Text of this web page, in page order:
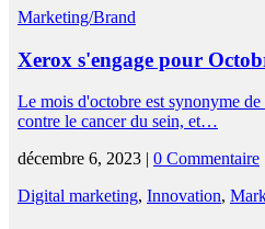
Marketing/Brand
Xerox s'engage pour
Le mois d'octobre est synonyme
contre le cancer du sein, et…
décembre 6, 2023 | 0 Commentaire
Digital marketing, Innovation,